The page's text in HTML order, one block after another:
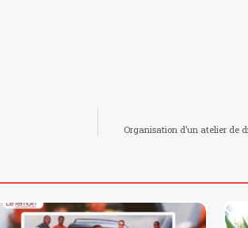
Organisation d’un atelier de